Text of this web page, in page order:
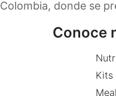
Colombia, donde se
Conoce
Kits